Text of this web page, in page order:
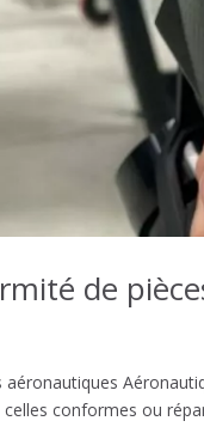
de
conformes ou